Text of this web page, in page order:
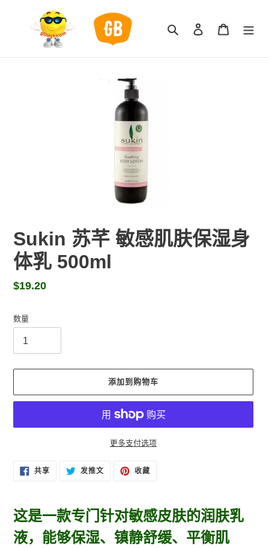
搜索 登录 购物车
Sukin 苏芊 敏感肌肤保湿身
体乳 500ml
常
价
$19.20
数量
添加到购物车
更多支付选项
将
产
加
到
您
共享在
FACEBOOK
发推文在
TWITTER
收藏固
定
这是一款专门针对敏感皮肤的润肤乳
液，能够保湿、镇静舒缓、平衡肌